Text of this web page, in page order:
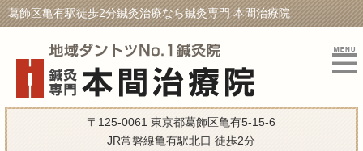
葛飾区亀有駅徒歩2分鍼灸治療なら鍼灸専門 本間治療院
〒125-0061 東京都葛飾区亀有5-15-6
JR常磐線亀有駅北口 徒歩2分